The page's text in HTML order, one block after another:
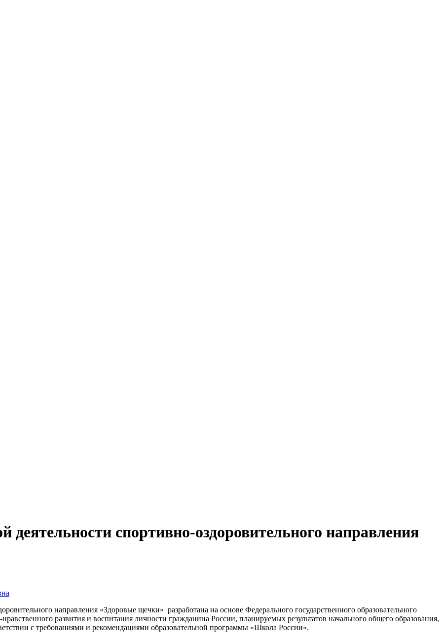
деятельности спортивно-оздоровительного направления
направления «Здоровые щечки» разработана на основе Федерального государ­ственного образовательного
развития и воспи­тания личности гражданина России, планируемых результатов начального общего образования,
с требованиями и рекомендациями образовательной программы «Школа России».